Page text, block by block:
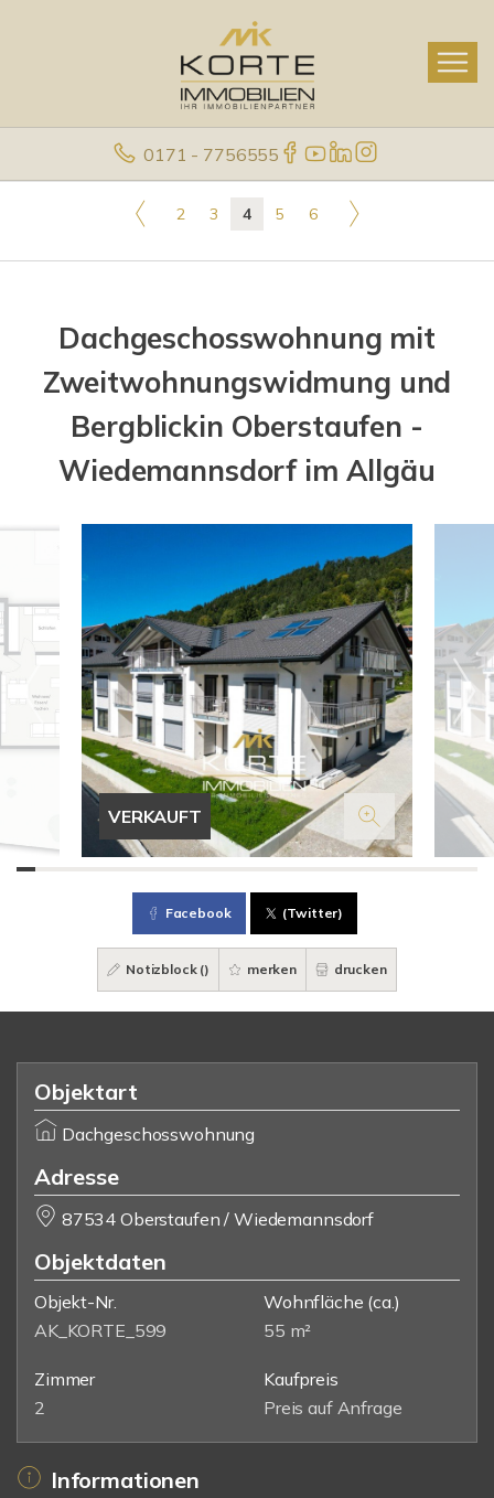
0171 - 7756555
2 3 4 5 6
Dachgeschosswohnung mit
Zweitwohnungswidmung und
Bergblickin Oberstaufen -
Wiedemannsdorf im Allgäu
VERKAUFT
Facebook (Twitter)
Notizblock () merken drucken
Objektart
Dachgeschosswohnung
Adresse
87534 Oberstaufen / Wiedemannsdorf
Objektdaten
Objekt-Nr.
AK_KORTE_599
Wohnfläche (ca.)
55 m²
Zimmer
2
Kaufpreis
Preis auf Anfrage
Informationen